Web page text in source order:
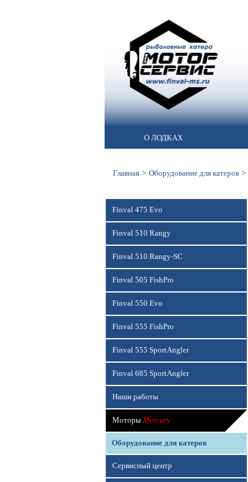
О ЛОДКАХ
Главная > Оборудование для катеров >
Finval 475 Evo
Finval 510 Rangy
Finval 510 Rangy-SC
Finval 505 FishPro
Finval 550 Evo
Finval 555 FishPro
Finval 555 SportAngler
Finval 685 SportAngler
Наши работы
Моторы Mercury
Оборудование для катеров
Сервисный центр